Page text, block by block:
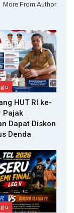
More From Author
HUT RI ke-
Pajak
Dapat Diskon
Denda